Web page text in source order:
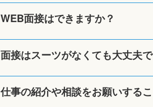
WEB面接はできますか？
面接はスーツがなくても大丈夫
仕事の紹介や相談をお願いする